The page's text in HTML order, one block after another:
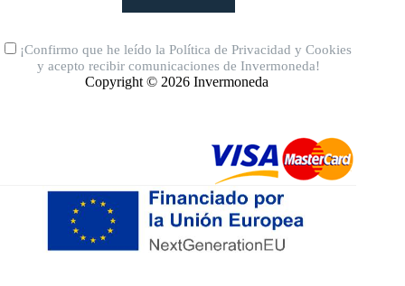
¡Confirmo que he leído laPolítica de Privacidad yCookies
y acepto recibir comunicaciones de Invermoneda!
Copyright © 2026 Invermoneda